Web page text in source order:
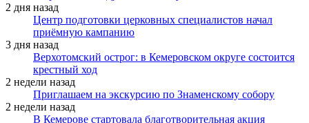
2 дня назад
Центр подготовки церковных специалистов начал
приёмную кампанию
3 дня назад
Верхотомский острог: в Кемеровском округе состоится
крестный ход
2 недели назад
Приглашаем на экскурсию по Знаменскому собору
2 недели назад
В Кемерове стартовала благотворительная акция